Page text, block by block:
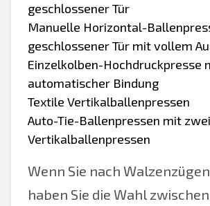
geschlossener Tür
Manuelle Horizontal-
geschlossener Tür mit vollem
Einzelkolben-Hochdruckpresse
automatischer Bindung
Textile Vertikalballenpressen
Auto-Tie-Ballenpressen mit
Vertikalballenpressen
Wenn Sie nach
haben Sie die Wahl zwischen